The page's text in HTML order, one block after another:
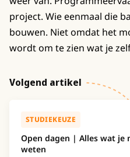
project. Wie eenmaal die
bouwen. Niet omdat het
wordt om te zien wat je
Volgend artikel
STUDIEKEUZE
Open dagen | Alles wat je
weten